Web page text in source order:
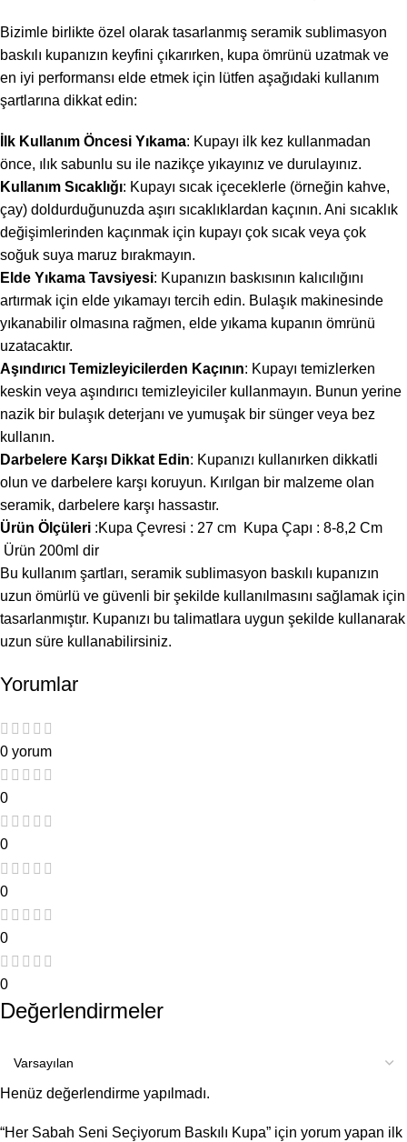
Bizimle birlikte özel olarak tasarlanmış seramik sublimasyon
baskılı kupanızın keyfini çıkarırken, kupa ömrünü uzatmak ve
en iyi performansı elde etmek için lütfen aşağıdaki kullanım
şartlarına dikkat edin:
İlk Kullanım Öncesi Yıkama: Kupayı ilk kez kullanmadan
önce, ılık sabunlu su ile nazikçe yıkayınız ve durulayınız.
Kullanım Sıcaklığı: Kupayı sıcak içeceklerle (örneğin kahve,
çay) doldurduğunuzda aşırı sıcaklıklardan kaçının. Ani sıcaklık
değişimlerinden kaçınmak için kupayı çok sıcak veya çok
soğuk suya maruz bırakmayın.
Elde Yıkama Tavsiyesi: Kupanızın baskısının kalıcılığını
artırmak için elde yıkamayı tercih edin. Bulaşık makinesinde
yıkanabilir olmasına rağmen, elde yıkama kupanın ömrünü
uzatacaktır.
Aşındırıcı Temizleyicilerden Kaçının: Kupayı temizlerken
keskin veya aşındırıcı temizleyiciler kullanmayın. Bunun yerine
nazik bir bulaşık deterjanı ve yumuşak bir sünger veya bez
kullanın.
Darbelere Karşı Dikkat Edin: Kupanızı kullanırken dikkatli
olun ve darbelere karşı koruyun. Kırılgan bir malzeme olan
seramik, darbelere karşı hassastır.
Ürün Ölçüleri :Kupa Çevresi : 27 cm Kupa Çapı : 8-8,2 Cm
Ürün 200ml dir
Bu kullanım şartları, seramik sublimasyon baskılı kupanızın
uzun ömürlü ve güvenli bir şekilde kullanılmasını sağlamak için
tasarlanmıştır. Kupanızı bu talimatlara uygun şekilde kullanarak
uzun süre kullanabilirsiniz.
Yorumlar
0 yorum
0
0
0
0
0
Değerlendirmeler
Henüz değerlendirme yapılmadı.
“Her Sabah Seni Seçiyorum Baskılı Kupa” için yorum yapan ilk